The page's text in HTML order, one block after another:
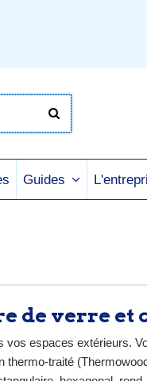
Guides
de verre et
vos espaces extérieurs.
thermo-traité